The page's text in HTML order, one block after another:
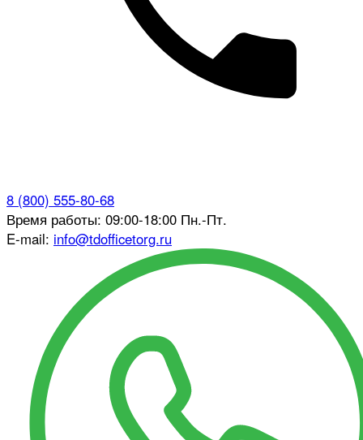
8 (800) 555-80-68
Время работы: 09:00-18:00 Пн.-Пт.
E-mail: info@tdofficetorg.ru